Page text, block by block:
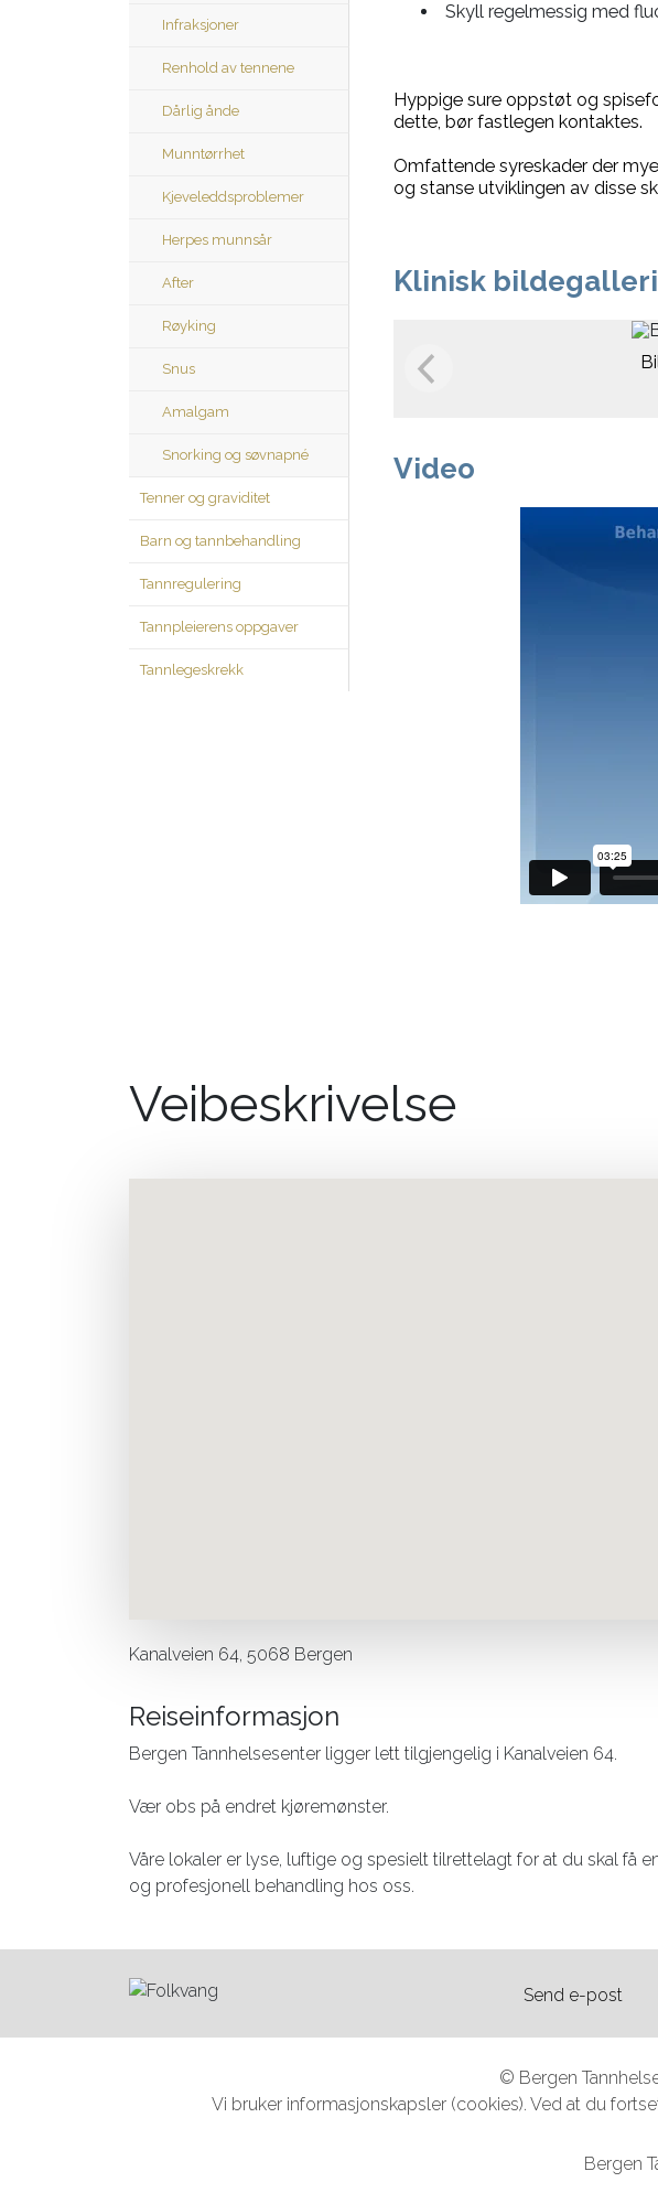
Infraksjoner
Renhold av tennene
Dårlig ånde
Munntørrhet
Kjeveleddsproblemer
Herpes munnsår
After
Røyking
Snus
Amalgam
Snorking og søvnapné
Tenner og graviditet
Barn og tannbehandling
Tannregulering
Tannpleierens oppgaver
Tannlegeskrekk
Skyll regelmessig med
Hyppige sure oppstøt og
dette, bør fastlegen kontaktes.
Omfattende syreskader der
og stanse utviklingen av disse
Klinisk bildegalleri
Video
Veibeskrivelse
Kanalveien 64, 5068 Bergen
Reiseinformasjon
Bergen Tannhelsesenter ligger lett tilgjengelig i Kanalveien 64.
Vær obs på endret kjøremønster.
Våre lokaler er lyse, luftige og spesielt tilrettelagt for at du skal få
og profesjonell behandling hos oss.
Send e-post
© Bergen
Vi bruker informasjonskapsler (cookies). Ved at du
Bergen